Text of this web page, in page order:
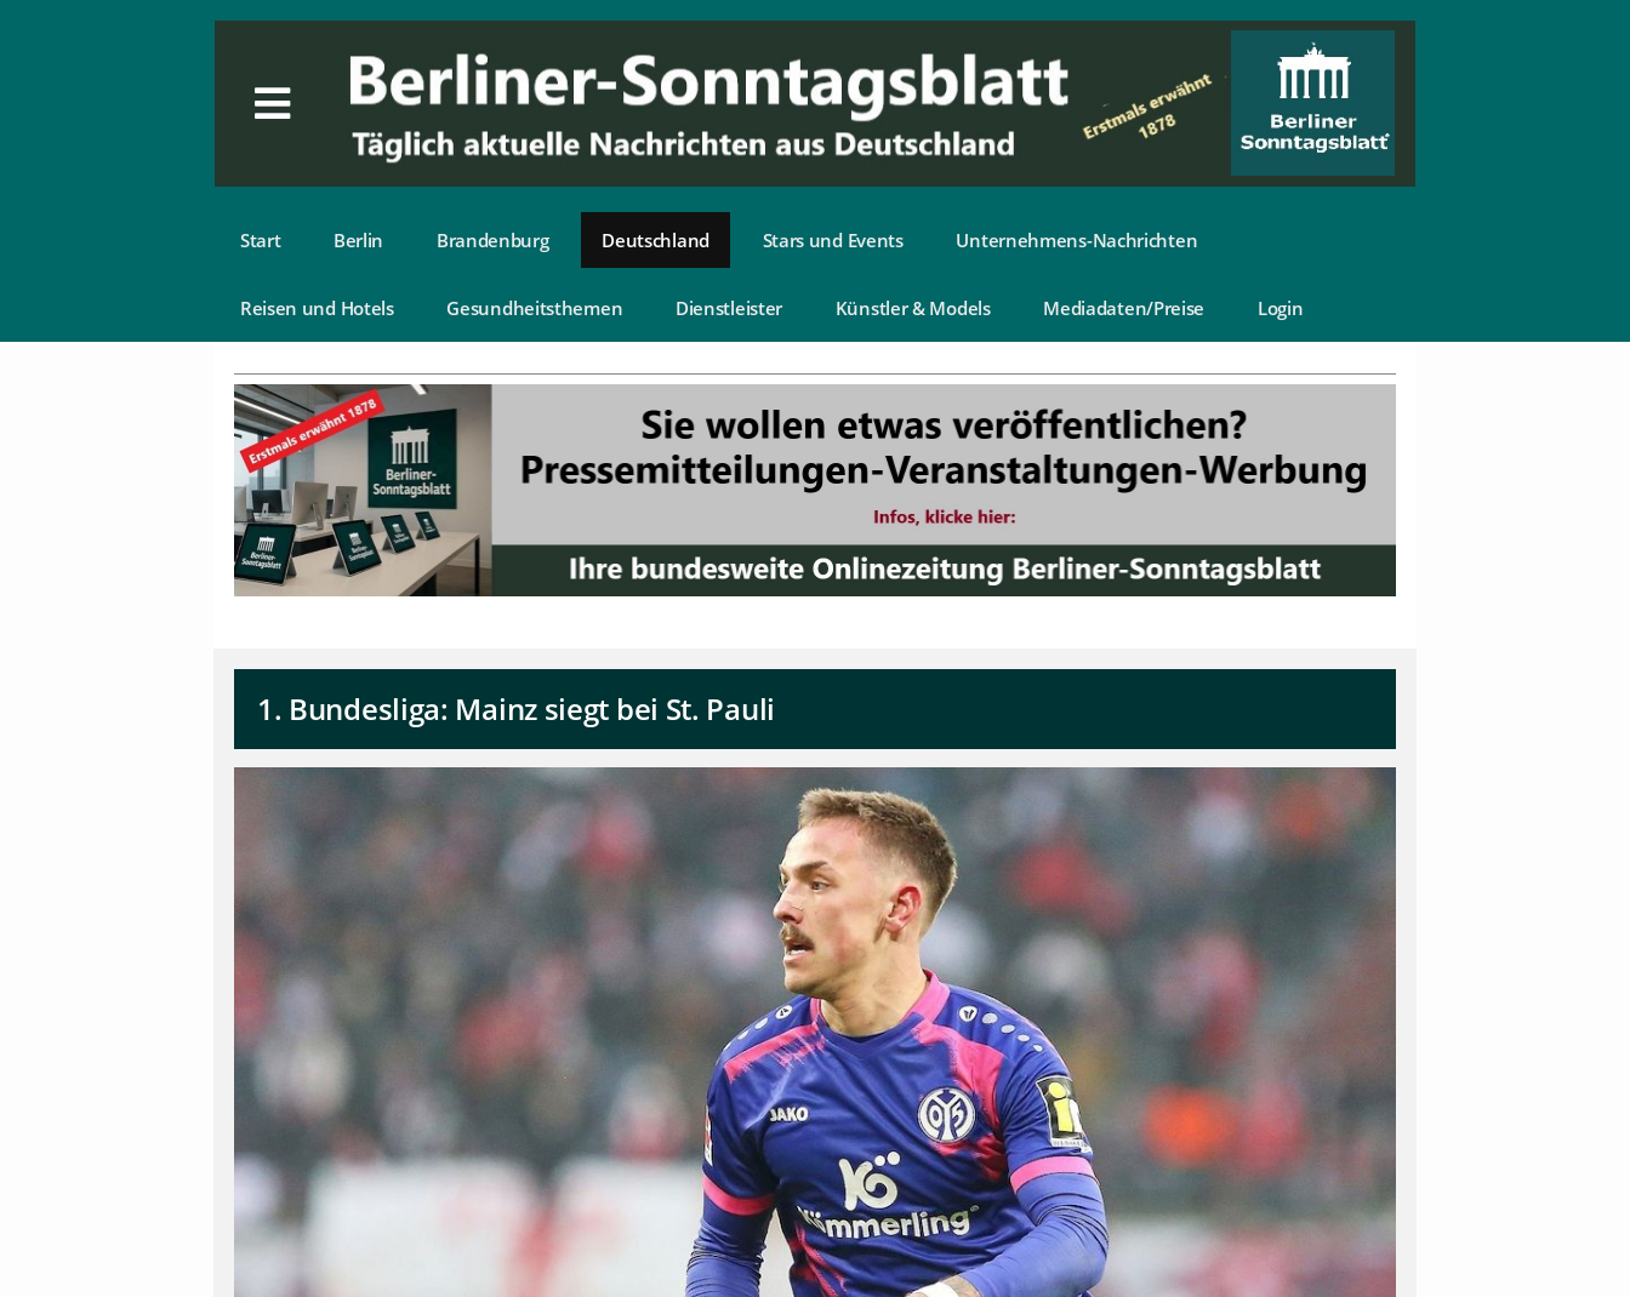
Start Berlin Brandenburg Deutschland Stars und Events Unternehmens-Nachrichten
Reisen und Hotels Gesundheitsthemen Dienstleister Künstler & Models Mediadaten/Preise Login
1. Bundesliga: Mainz siegt bei St. Pauli